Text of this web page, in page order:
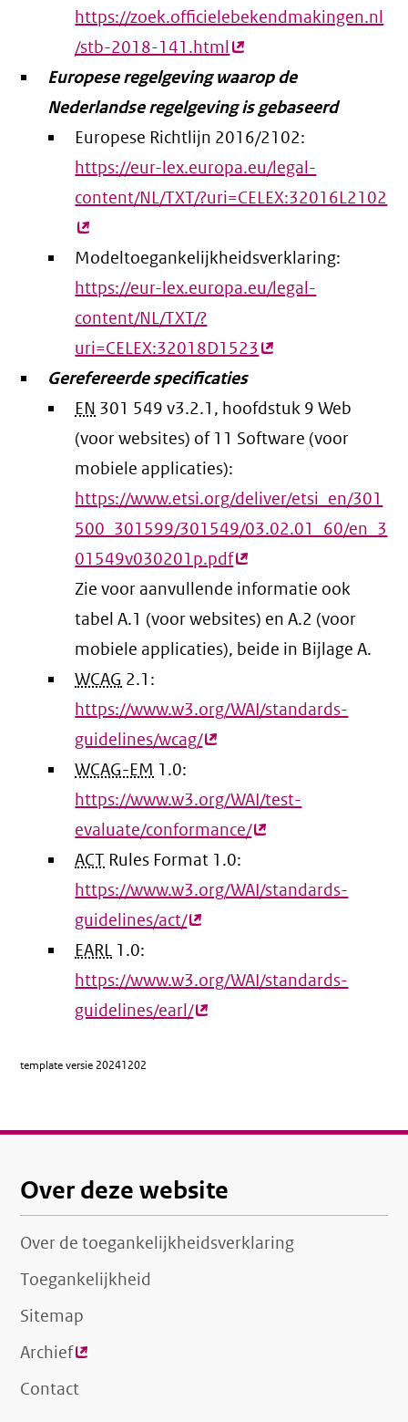
https://zoek.officielebekendmakingen.nl
/stb-2018-141.html(externe
link)
Europese regelgeving waarop de
Nederlandse regelgeving is gebaseerd
Europese Richtlijn 2016/2102:
https://eur-lex.europa.eu/legal-
content/NL/TXT/?uri=CELEX:32016L2102
Modeltoegankelijkheidsverklaring:
https://eur-lex.europa.eu/legal-
content/NL/TXT/?
uri=CELEX:32018D1523 (externe
Gerefereerde specificaties
EN 301 549 v3.2.1, hoofdstuk 9 Web
(voor websites) of 11 Software (voor
mobiele applicaties):
https://www.etsi.org/deliver/etsi_en/301
500_301599/301549/03.02.01_60/en_3
01549v030201p.pdf(externe
link)
Zie voor aanvullende informatie ook
tabel A.1 (voor websites) en A.2 (voor
mobiele applicaties), beide in Bijlage A.
WCAG 2.1:
https://www.w3.org/WAI/standards-
guidelines/wcag/(externe
WCAG-EM 1.0:
https://www.w3.org/WAI/test-
evaluate/conformance/(externe
ACT Rules Format 1.0:
https://www.w3.org/WAI/standards-
guidelines/act/(externe
EARL 1.0:
https://www.w3.org/WAI/standards-
guidelines/earl/(externe
template versie 20241202
Over deze website
Over de toegankelijkheidsverklaring
Toegankelijkheid
Sitemap
Archief(externe
link)
Contact